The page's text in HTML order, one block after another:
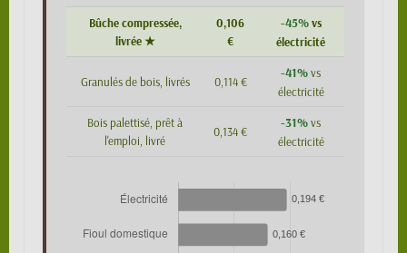
Bûche compressée,
livrée ★
0,106
€
-45%vs
électricité
Granulés de bois, livrés 0,114 €
-41%vs
électricité
Bois palettisé, prêt à
l'emploi, livré
0,134 €
-31%vs
électricité